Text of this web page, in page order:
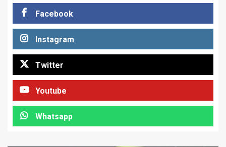
Facebook
Instagram
Twitter
Youtube
Whatsapp